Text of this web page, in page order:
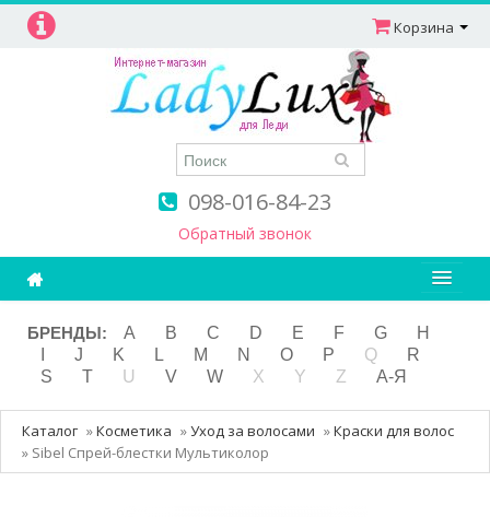
098-016-84-23
Обратный звонок
Корзина
Ароматерапия
Витамины
Детям и мамам
Косметика
БРЕНДЫ: A B C D E F G
H
J K L M N O P Q
R
S
T U V W X Y Z А-Я
Каталог »Косметика »Уход за волосами »Краски для волос
» Sibel Спрей-блестки Мультиколор